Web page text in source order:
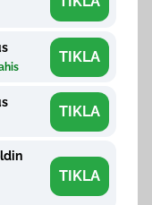
TIKLA
TIKLA
TIKLA